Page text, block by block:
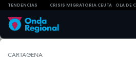
TENDENCIAS CRISIS MIGRATORIA CEUTA OLA DE
CARTAGENA